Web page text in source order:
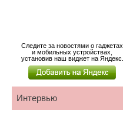
Следите за новостями о гаджетах
и мобильных устройствах,
установив наш виджет на Яндекс.
Интервью